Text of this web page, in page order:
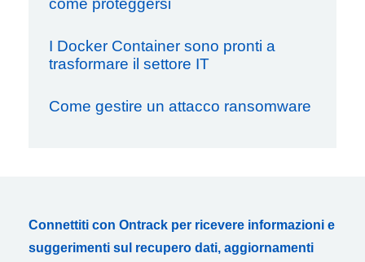
come proteggersi
I Docker Container sono pronti a
trasformare il settore IT
Come gestire un attacco ransomware
Connettiti con Ontrack per ricevere informazioni e
suggerimenti sul recupero dati, aggiornamenti